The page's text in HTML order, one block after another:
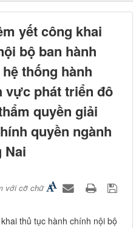
yết công khai
bộ ban hành
thống hành
phát triển đô
quyền giải
quyền ngành
Nai
với cỡ chữ
thủ tục hành chính nội bộ